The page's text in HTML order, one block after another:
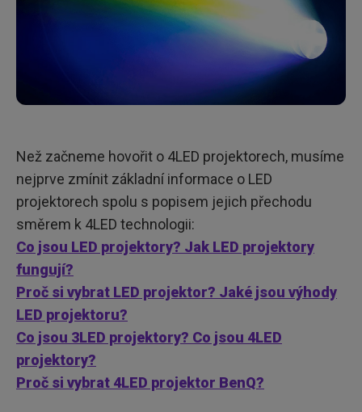
Než začneme hovořit o 4LED projektorech, musíme
nejprve zmínit základní informace o LED
projektorech spolu s popisem jejich přechodu
směrem k 4LED technologii:
Co jsou LED projektory? Jak LED projektory
fungují?
Proč si vybrat LED projektor? Jaké jsou výhody
LED projektoru?
Co jsou 3LED projektory? Co jsou 4LED
projektory?
Proč si vybrat 4LED projektor BenQ?